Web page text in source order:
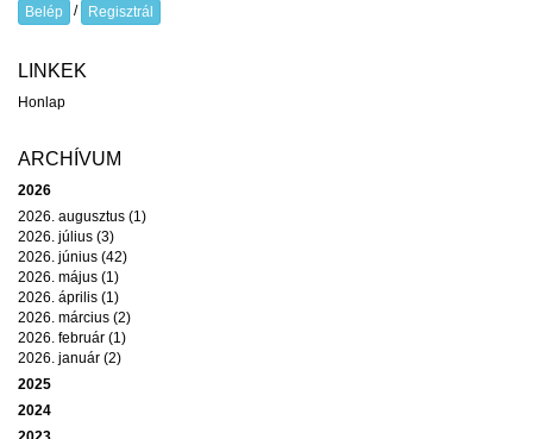
Belép / Regisztrál
LINKEK
Honlap
ARCHÍVUM
2026
2026. augusztus (1)
2026. július (3)
2026. június (42)
2026. május (1)
2026. április (1)
2026. március (2)
2026. február (1)
2026. január (2)
2025
2024